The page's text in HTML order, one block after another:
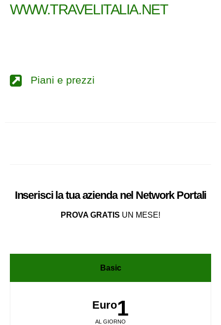
WWW.TRAVELITALIA.NET
Piani e prezzi
Inserisci la tua azienda nel NetworkPortali
PROVA GRATIS UN MESE!
Basic
Euro1
AL GIORNO